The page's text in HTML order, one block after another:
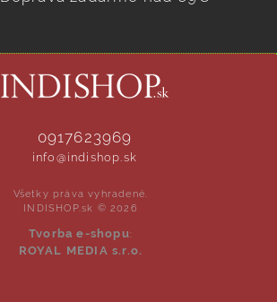
0917623969
info@indishop.sk
Všetky práva vyhradené.
INDISHOP.sk © 2026
Tvorba e-shopu:
ROYAL MEDIA s.r.o.